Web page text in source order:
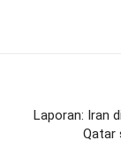
Laporan: Iran
Qatar